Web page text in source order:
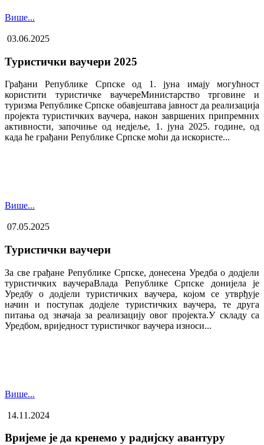
Више...
03.06.2025
Туристички ваучери 2025
Грађани Републике Српске од 1. јуна имају могућност
користити туристичке ваучере​Министарство трговине и
туризма Републике Српске обавјештава јавност да реализација
пројекта туристичких ваучера, након завршених припремних
активности, започиње од недјеље, 1. јуна 2025. године, од
када ће грађани Републике Српске моћи да искористе...
Више...
07.05.2025
Туристички ваучери
За све грађане Републике Српске, донесена Уредба о додјели
туристичких ваучера​Влада Републике Српске донијела је
Уредбу о додјели туристичких ваучера, којом се утврђује
начин и поступак додјеле туристичких ваучера, те друга
питања од значаја за реализацију овог пројекта.У складу са
Уредбом, вриједност туристичког ваучера износи...
Више...
14.11.2024
Вријеме је да кренемо у радијску авантуру